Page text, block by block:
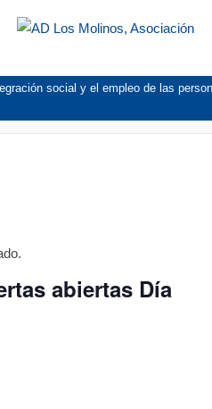
social y el empleo de las
abiertas Día